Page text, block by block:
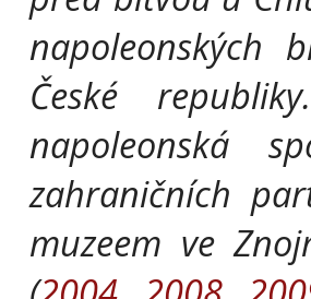
napoleonských
České
napoleonská
zahraničních
muzeem ve